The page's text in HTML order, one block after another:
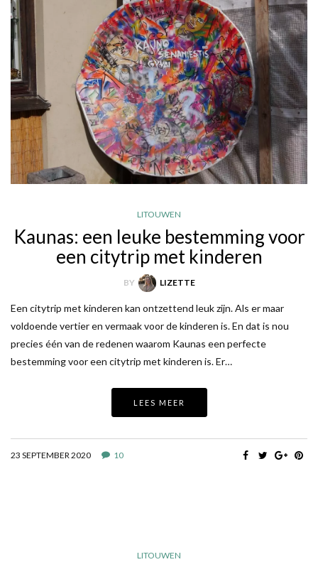
LITOUWEN
Kaunas: een leuke bestemming voor
een citytrip met kinderen
BY LIZETTE
Een citytrip met kinderen kan ontzettend leuk zijn. Als er maar
voldoende vertier en vermaak voor de kinderen is. En dat is nou
precies één van de redenen waarom Kaunas een perfecte
bestemming voor een citytrip met kinderen is. Er…
LEES MEER
23 SEPTEMBER 2020 10
LITOUWEN